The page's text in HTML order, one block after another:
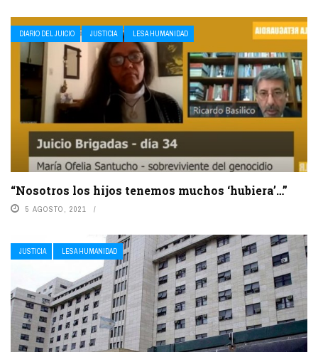
DIARIO DEL JUICIO JUSTICIA LESA HUMANIDAD
“Nosotros los hijos tenemos muchos ‘hubiera’…”
5 AGOSTO, 2021
JUSTICIA LESA HUMANIDAD